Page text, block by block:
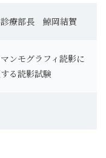
療部長 鯨岡結賀
ンモグラフィ読影に
る読影試験